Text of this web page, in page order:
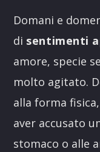
Domani e
di sentimenti
amore, specie
molto agitato.
alla forma
aver accusato
stomaco o alle